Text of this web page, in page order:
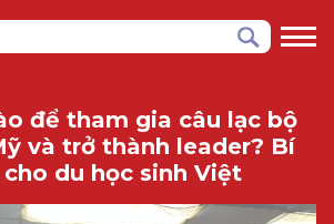
để tham gia câu lạc bộ
và trở thành leader? Bí
du học sinh Việt